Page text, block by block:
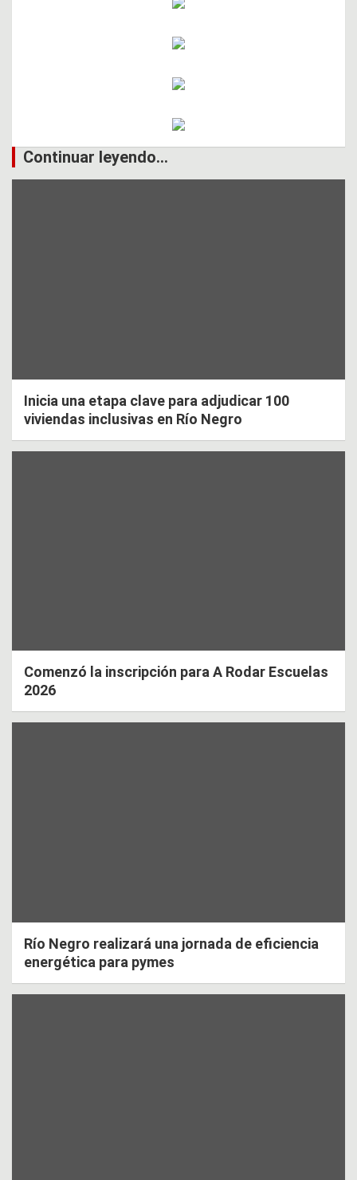
Continuar leyendo...
Inicia una etapa clave para adjudicar 100
viviendas inclusivas en Río Negro
Comenzó la inscripción para A Rodar Escuelas
2026
Río Negro realizará una jornada de eficiencia
energética para pymes